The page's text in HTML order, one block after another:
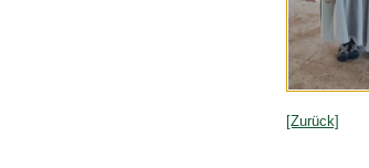
[Zurück]